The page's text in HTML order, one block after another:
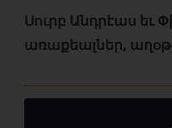
Սուրբ Անդրէաս եւ
առաքեալներ,